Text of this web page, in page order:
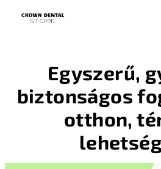
Egyszerű,
biztonságos
otthon,